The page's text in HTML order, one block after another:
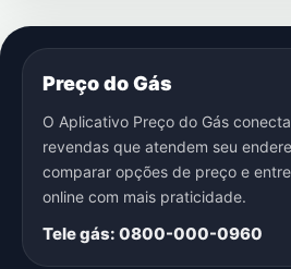
Preço do Gás
O Aplicativo Preço do Gás
revendas que atendem seu
comparar opções de preço e
online com mais praticidade.
Tele gás: 0800-000-0960